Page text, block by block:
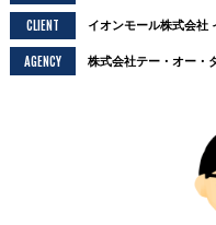
CLIENT イオンモール株式会社
AGENCY 株式会社テー・オー・